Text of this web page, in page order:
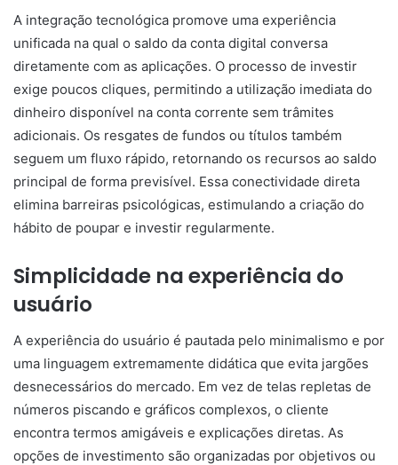
A integração tecnológica promove uma experiência
unificada na qual o saldo da conta digital conversa
diretamente com as aplicações. O processo de investir
exige poucos cliques, permitindo a utilização imediata do
dinheiro disponível na conta corrente sem trâmites
adicionais. Os resgates de fundos ou títulos também
seguem um fluxo rápido, retornando os recursos ao saldo
principal de forma previsível. Essa conectividade direta
elimina barreiras psicológicas, estimulando a criação do
hábito de poupar e investir regularmente.
Simplicidade na experiência do
usuário
A experiência do usuário é pautada pelo minimalismo e por
uma linguagem extremamente didática que evita jargões
desnecessários do mercado. Em vez de telas repletas de
números piscando e gráficos complexos, o cliente
encontra termos amigáveis e explicações diretas. As
opções de investimento são organizadas por objetivos ou